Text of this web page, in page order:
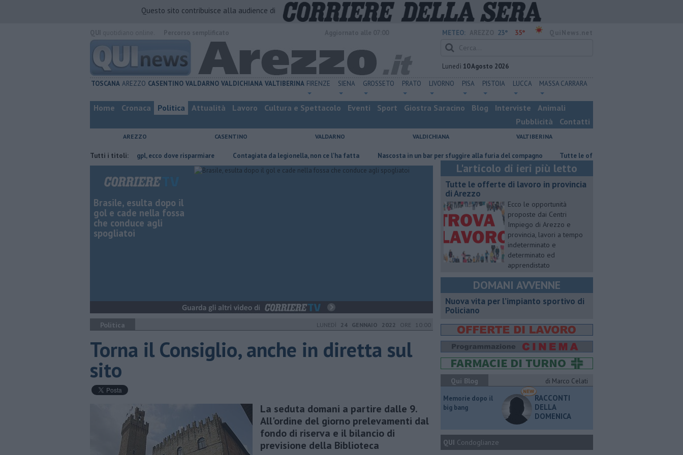
Questo sito contribuisce alla audience di
METEO: 23° 35°
Lunedì 10 Agosto 2026
TOSCANA AREZZO CASENTINO VALDARNO VALDICHIANA VALTIBERINA FIRENZE SIENA GROSSETO PRATO LIVORNO PISA PISTOIA LUCCA MASSA CARRARA
Home Cronaca Politica Attualità Lavoro Cultura e Spettacolo Eventi Sport Giostra Saracino Blog Interviste
Animali
Pubblicità
Contatti
AREZZO CASENTINO VALDARNO VALDICHIANA VALTIBERINA
Tutti i titoli:
​Benzina, gasolio, gpl, ecco dove risparmiare Contagiata da legionella, non ce l'ha fatta Nascosta in un bar per sfuggire alla furia del compagno ​Tutte le offerte di lavoro in provincia di Arezzo
Brasile, esulta dopo il
gol e cade nella fossa
che conduce agli
spogliatoi
Politica LUNEDÌ 24 GENNAIO 2022 ORE 10:00
Torna il Consiglio, anche in diretta sul
sito
La seduta domani a partire dalle 9.
All'ordine del giorno prelevamenti dal
fondo di riserva e il bilancio di
previsione della Biblioteca
L'articolo di ieri più letto
​Tutte le offerte di lavoro in provincia
di Arezzo
Ecco le opportunità
proposte dai Centri
Impiego di Arezzo e
provincia, lavori a tempo
indeterminato e
determinato ed
apprendistato
DOMANI AVVENNE
Nuova vita per l’impianto sportivo di
Policiano
Qui Blog
di Marco Celati
Memorie dopo il
big bang
RACCONTI
DELLA
DOMENICA
QUI Condoglianze